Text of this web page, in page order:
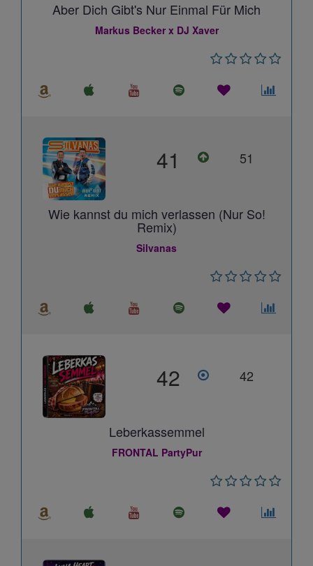
Aber Dich Gibt's Nur Einmal Für Mich
Markus Becker x DJ Xaver
41 51
Wie kannst du mich verlassen (Nur So!
Remix)
Silvanas
42 42
Leberkassemmel
FRONTAL PartyPur